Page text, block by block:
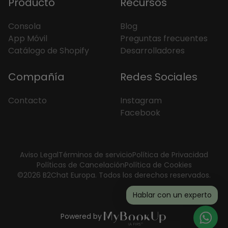
Hablar con un experto
Consola
App Móvil
Catálogo de Shopify
Blog
Preguntas frecuentes
Desarrolladores
Compañía
Contacto
Redes Sociales
Instagram
Facebook
©2026 B2Chat Europa. Todos los derechos reservados.
Aviso LegalTérminos de servicioPolítica de Privacidad
Políticas de CancelaciónPolítica de Cookies
Powered by